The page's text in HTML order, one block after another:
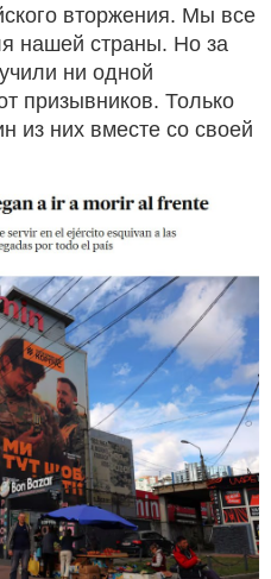
вторжения. Мы все
нашей страны. Но за
ни одной
призывников. Только
из них вместе со своей